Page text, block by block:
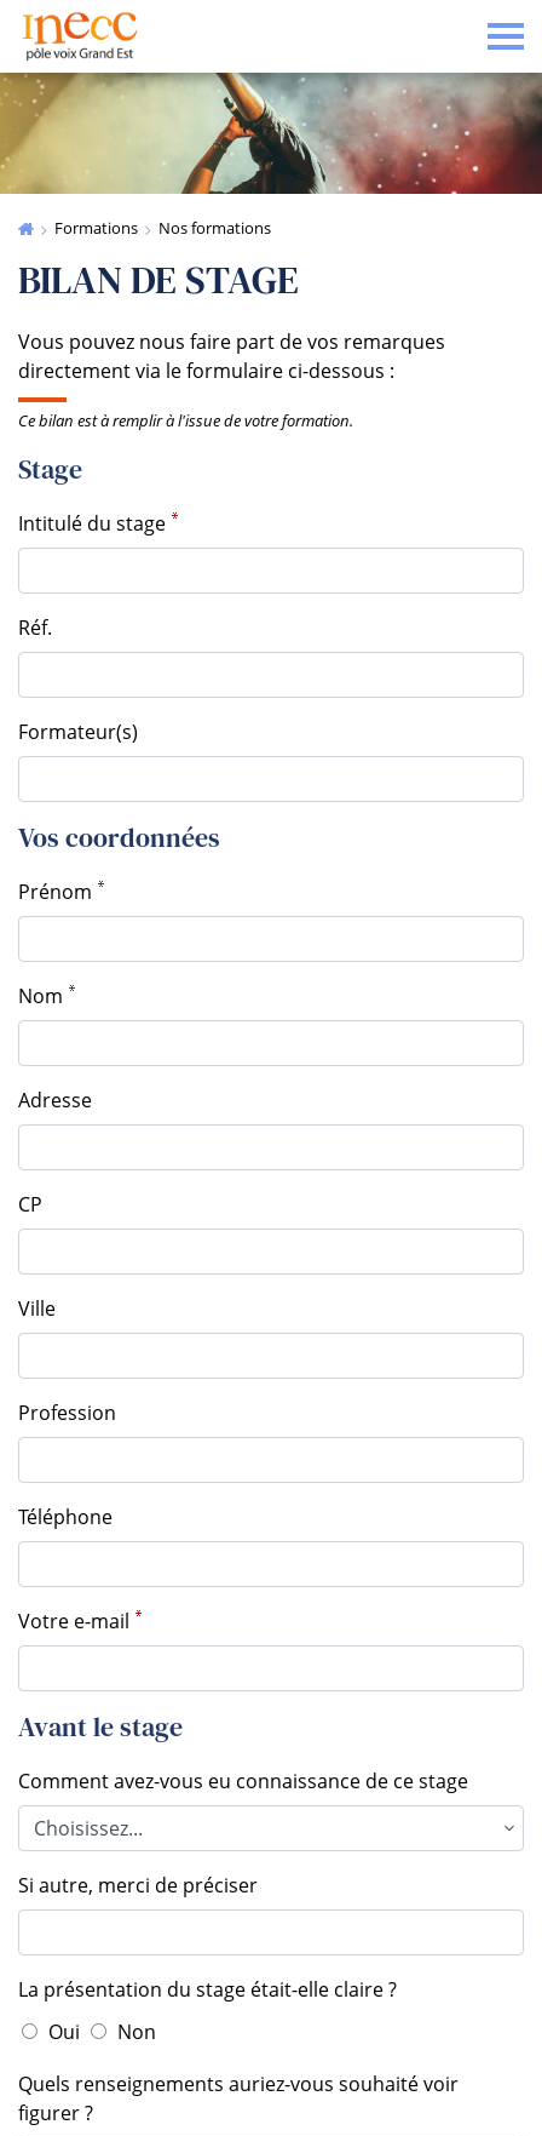
Formations Nos formations
BILAN DE STAGE
Vous pouvez nous faire part de vos remarques
directement via le formulaire ci-dessous :
Ce bilan est à remplir à l'issue de votre formation.
Stage
Intitulé du stage
Réf.
Formateur(s)
Vos coordonnées
Prénom
Nom
Adresse
CP
Ville
Profession
Téléphone
Votre e-mail
Avant le stage
Comment avez-vous eu connaissance de ce stage
Si autre, merci de préciser
La présentation du stage était-elle claire ?
Oui
Non
Quels renseignements auriez-vous souhaité voir
figurer ?